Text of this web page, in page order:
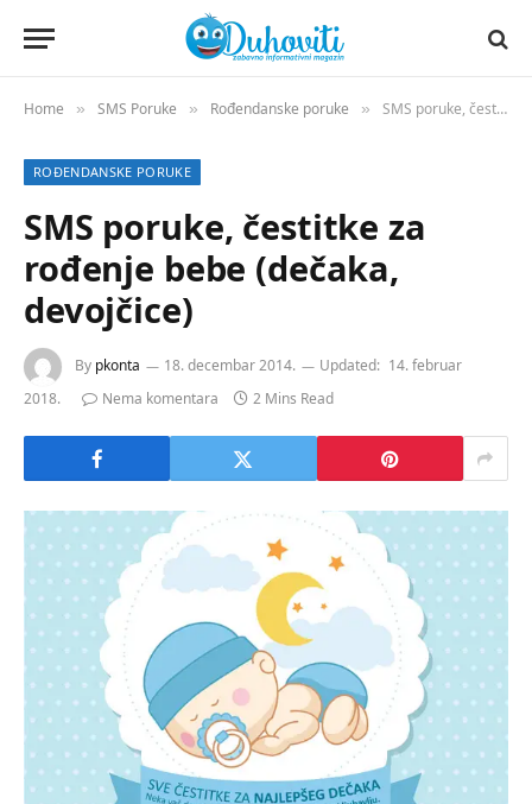
Home » SMS Poruke » Rođendanske poruke » SMS poruke, čestitke za rođenje bebe (dečaka, devojčice)
ROĐENDANSKE PORUKE
SMS poruke, čestitke za
rođenje bebe (dečaka,
devojčice)
By pkonta 18. decembar 2014. Updated: 14. februar
2018.
Nema komentara 2 Mins Read